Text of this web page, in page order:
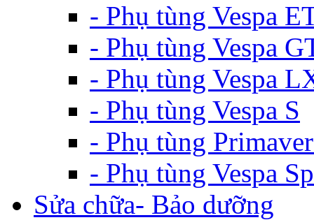
- Phụ tùng Vespa
- Phụ tùng Vespa
- Phụ tùng Vespa
- Phụ tùng Vespa S
- Phụ tùng
- Phụ tùng Vespa
Sửa chữa- Bảo dưỡng